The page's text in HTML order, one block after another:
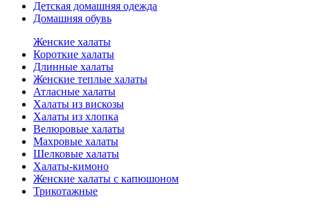
Детская домашняя одежда
Домашняя обувь
Женские халаты
Короткие халаты
Длинные халаты
Женские теплые халаты
Атласные халаты
Халаты из вискозы
Халаты из хлопка
Велюровые халаты
Махровые халаты
Шелковые халаты
Халаты-кимоно
Женские халаты с капюшоном
Трикотажные